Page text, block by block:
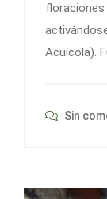
floraciones
Acuícola).
Sin